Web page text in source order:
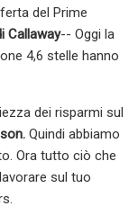
del Prime
Callaway-- Oggi la
4,6 stelle hanno
dei risparmi sul
. Quindi abbiamo
Ora tutto ciò che
sul tuo